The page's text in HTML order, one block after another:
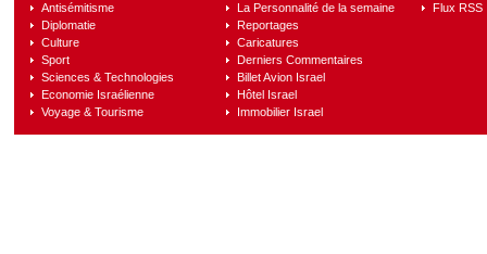
Antisémitisme
Diplomatie
Culture
Sport
Sciences & Technologies
Economie Israélienne
Voyage & Tourisme
La Personnalité de la semaine
Reportages
Caricatures
Derniers Commentaires
Billet Avion Israel
Hôtel Israel
Immobilier Israel
Flux RSS